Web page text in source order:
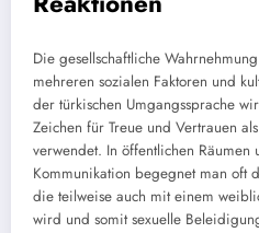
Die gesellschaftliche
mehreren sozialen Faktoren und
der türkischen Umgangssprache
Zeichen für Treue und Vertrauen
verwendet. In öffentlichen
Kommunikation begegnet man oft
die teilweise auch mit einem
wird und somit sexuelle